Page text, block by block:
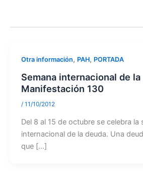
Otra información, PAH, PORTADA
Semana internacional de la
Manifestación 130
/ 11/10/2012
Del 8 al 15 de octubre se celebra la
internacional de la deuda. Una
que […]